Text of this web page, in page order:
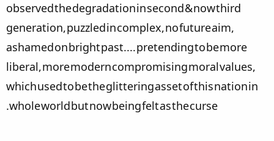
observed the degradation in second & now third
generation, puzzled in complex, no future aim,
ashamed on bright past.... pretending to be more
liberal, more modern compromising moral values,
which used to be the glittering asset of this nation in
whole world but now being felt as the curse.